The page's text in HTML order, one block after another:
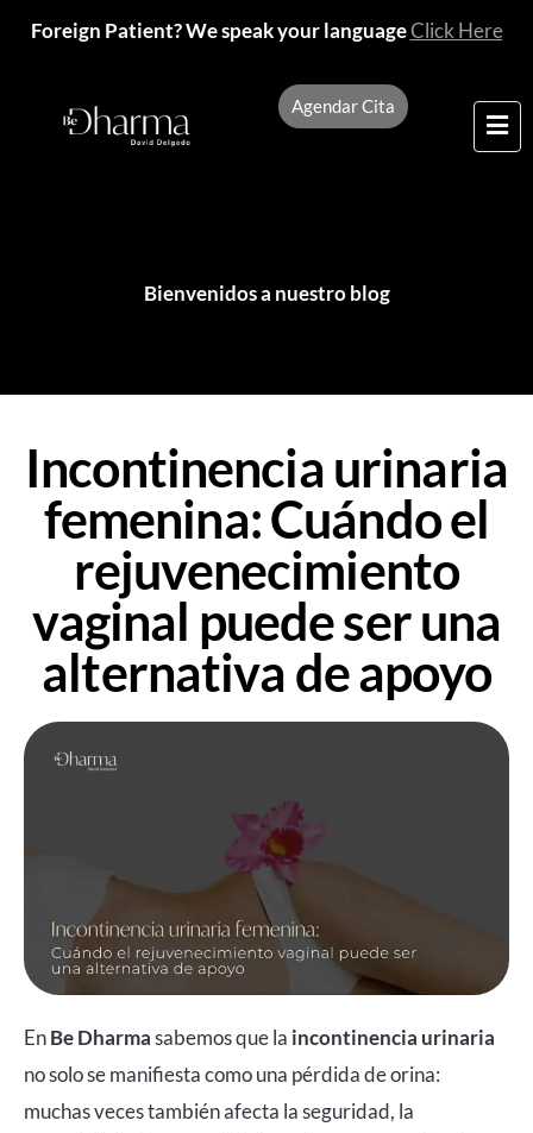
Foreign Patient? We speak your languageClick Here
Agendar Cita
Bienvenidos a nuestro blog
Incontinencia urinaria
femenina: Cuándo el
rejuvenecimiento
vaginal puede ser una
alternativa de apoyo
EnBe Dharmasabemos que la incontinencia urinaria
no solo se manifiesta como una pérdida de orina:
muchas veces también afecta la seguridad, la